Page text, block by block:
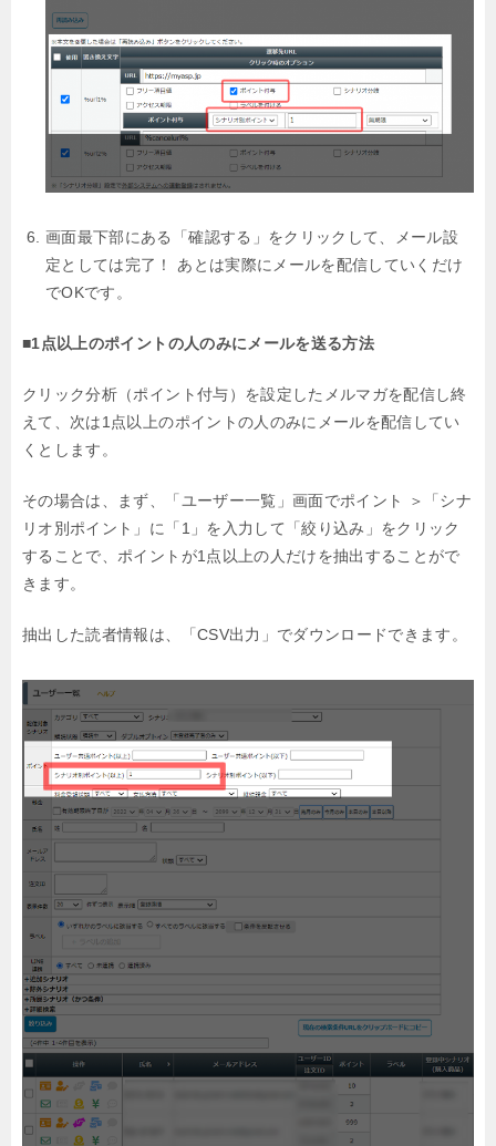
画面最下部にある「確認する」をクリックして、メール設
定としては完了！
あとは実際にメールを配信していくだけ
でOKです。
■1点以上のポイントの人のみにメールを送る方法
クリック分析（ポイント付与）を設定したメルマガを配信し終
えて、 次は1点以上のポイントの人のみにメールを配信してい
くとします。
その場合は、まず、「ユーザー一覧」画面でポイント ＞「シナ
リオ別ポイント」に「1」を入力して「絞り込み」をクリック
することで、ポイントが1点以上の人だけを抽出することがで
きます。
抽出した読者情報は、「CSV出力」でダウンロードできます。